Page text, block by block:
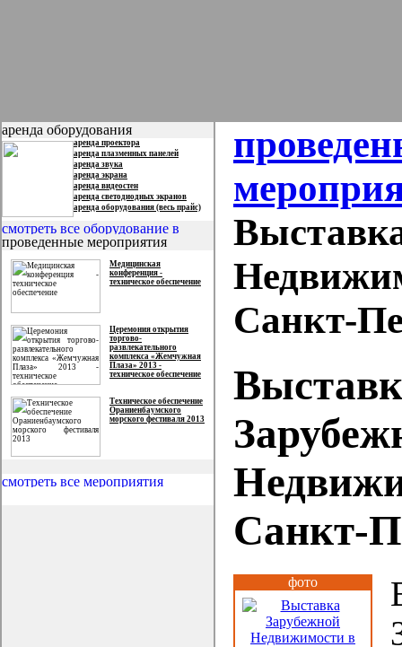
аренда оборудования
аренда проектора
аренда плазменных панелей
аренда звука
аренда экрана
аренда видеостен
аренда светодиодных экранов
аренда оборудования (весь прайс)
проведенные мероприятия
Медицинская
конференция -
техническое обеспечение
Церемония открытия
торгово-
развлекательного
комплекса «Жемчужная
Плаза» 2013 -
техническое обеспечение
Техническое обеспечение
Ораниенбаумского
морского фестиваля 2013
Санкт-
Санкт-
фото